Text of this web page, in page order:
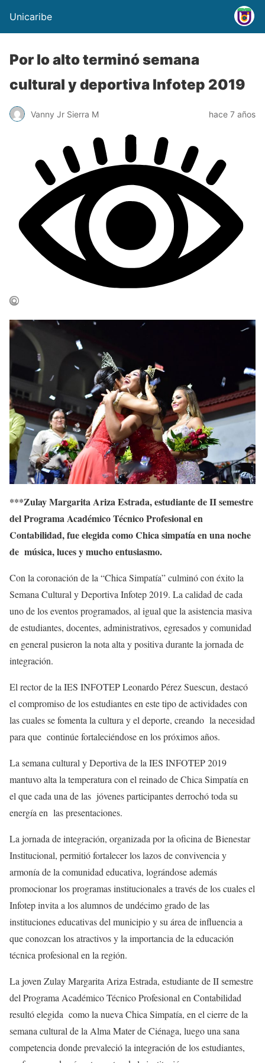
Unicaribe
Por lo alto terminó semana
cultural y deportiva Infotep 2019
Vanny Jr Sierra M hace 7 años
***Zulay Margarita Ariza Estrada, estudiante de II semestre
del Programa Académico Técnico Profesional en
Contabilidad, fue elegida como Chica simpatía en una noche
de música, luces y mucho entusiasmo.
Con la coronación de la “Chica Simpatía” culminó con éxito la
Semana Cultural y Deportiva Infotep 2019. La calidad de cada
uno de los eventos programados, al igual que la asistencia masiva
de estudiantes, docentes, administrativos, egresados y comunidad
en general pusieron la nota alta y positiva durante la jornada de
integración.
El rector de la IES INFOTEP Leonardo Pérez Suescun, destacó
el compromiso de los estudiantes en este tipo de actividades con
las cuales se fomenta la cultura y el deporte, creando la necesidad
para que continúe fortaleciéndose en los próximos años.
La semana cultural y Deportiva de la IES INFOTEP 2019
mantuvo alta la temperatura con el reinado de Chica Simpatía en
el que cada una de las jóvenes participantes derrochó toda su
energía en las presentaciones.
La jornada de integración, organizada por la oficina de Bienestar
Institucional, permitió fortalecer los lazos de convivencia y
armonía de la comunidad educativa, lográndose además
promocionar los programas institucionales a través de los cuales el
Infotep invita a los alumnos de undécimo grado de las
instituciones educativas del municipio y su área de influencia a
que conozcan los atractivos y la importancia de la educación
técnica profesional en la región.
La joven Zulay Margarita Ariza Estrada, estudiante de II semestre
del Programa Académico Técnico Profesional en Contabilidad
resultó elegida como la nueva Chica Simpatía, en el cierre de la
semana cultural de la Alma Mater de Ciénaga, luego una sana
competencia donde prevaleció la integración de los estudiantes,